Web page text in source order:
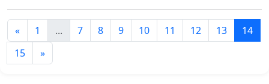
« 1 ... 7 8 9 10 11 12 13
14
15
»